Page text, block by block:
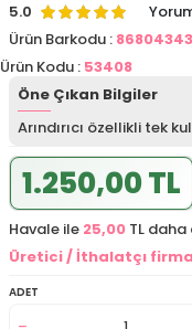
5.0
Ürün Barkodu :
Ürün Kodu : 53408
Öne Çıkan Bilgiler
Arındırıcı özellikli tek
1.250,00 TL
Havale ile 25,00 TL
Üretici / İthalatçı
ADET